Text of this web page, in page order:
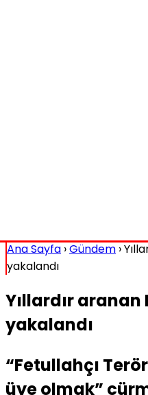
Ana Sayfa ›Gündem ›
yakalandı
Yıllardır aranan
yakalandı
“Fetullahçı
üye olmak”